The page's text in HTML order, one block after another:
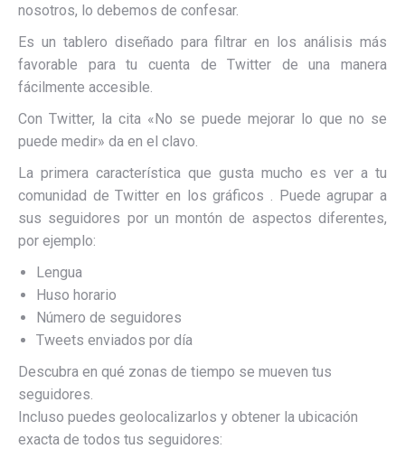
nosotros, lo debemos de confesar.
Es un tablero diseñado para filtrar en los análisis más
favorable para tu cuenta de Twitter de una manera
fácilmente accesible.
Con Twitter, la cita «No se puede mejorar lo que no se
puede medir» da en el clavo.
La primera característica que gusta mucho es ver a tu
comunidad de Twitter en los gráficos . Puede agrupar a
sus seguidores por un montón de aspectos diferentes,
por ejemplo:
Lengua
Huso horario
Número de seguidores
Tweets enviados por día
Descubra en qué zonas de tiempo se mueven tus
seguidores.
Incluso puedes geolocalizarlos y obtener la ubicación
exacta de todos tus seguidores: